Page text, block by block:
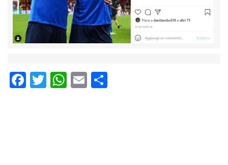
Facebook
Twitter
WhatsApp
Email